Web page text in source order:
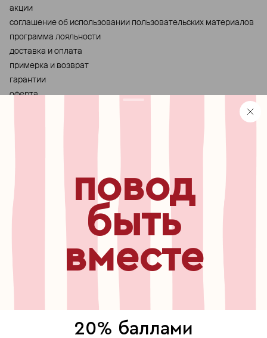
акции
cоглашение об использовании пользовательских материалов
программа лояльности
доставка и оплата
примерка и возврат
гарантии
оферта
бесплатный звонок по России
узнавайте первыми о
новинках, специальных
мероприятиях, скидках иповод
быть
вместе
20% баллами